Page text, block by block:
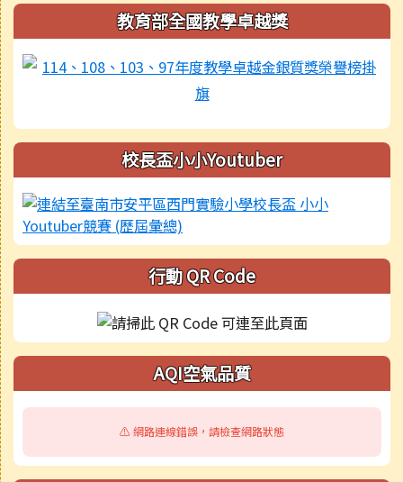
教育部全國教學卓越獎
校長盃小小Youtuber
行動 QR Code
AQI空氣品質
⚠️ 網路連線錯誤，請檢查網路狀態